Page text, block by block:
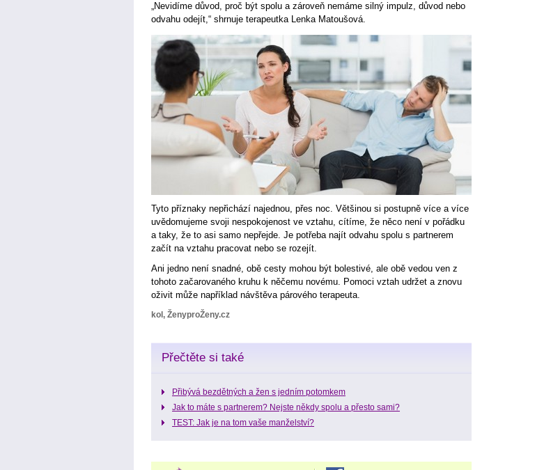
„Nevidíme důvod, proč být spolu a zároveň nemáme silný impulz, důvod nebo
odvahu odejít,“ shrnuje terapeutka Lenka Matoušová.
Tyto příznaky nepřichází najednou, přes noc. Většinou si postupně více a více
uvědomujeme svoji nespokojenost ve vztahu, cítíme, že něco není v pořádku
a taky, že to asi samo nepřejde. Je potřeba najít odvahu spolu s partnerem
začít na vztahu pracovat nebo se rozejít.
Ani jedno není snadné, obě cesty mohou být bolestivé, ale obě vedou ven z
tohoto začarovaného kruhu k něčemu novému. Pomoci vztah udržet a znovu
oživit může například návštěva párového terapeuta.
kol, ŽenyproŽeny.cz
Přečtěte si také
Přibývá bezdětných a žen s jedním potomkem
Jak to máte s partnerem? Nejste někdy spolu a přesto sami?
TEST: Jak je na tom vaše manželství?